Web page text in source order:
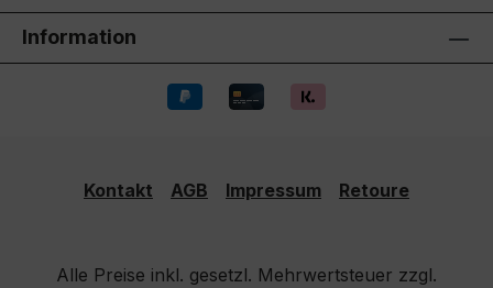
Information
Kontakt AGB Impressum Retoure
Alle Preise inkl. gesetzl. Mehrwertsteuer zzgl.